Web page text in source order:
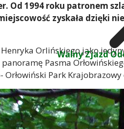
Walny Zjazd
Od 1994 roku patronem
zyskała dzięki
Orlińskiego jako
Pasma
Orłowiński Park